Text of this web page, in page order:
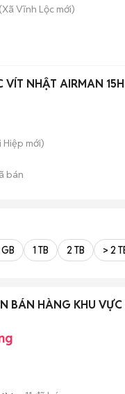
(Xã Vĩnh Lộc mới)
VÍT NHẬT AIRMAN
Hiệp mới)
bán
1 TB 2 TB > 2
BÁN HÀNG KHU